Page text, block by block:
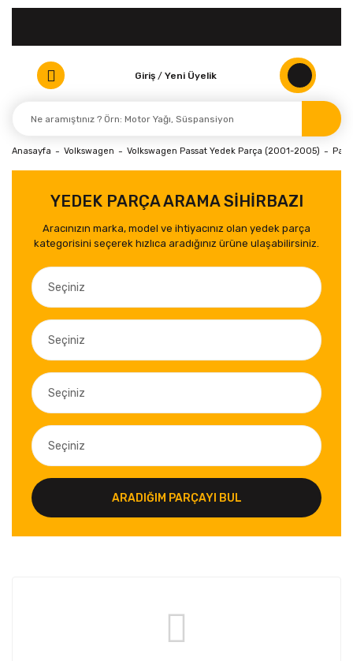
Giriş / Yeni Üyelik
Anasayfa Volkswagen Volkswagen Passat Yedek Parça (2001-2005)
YEDEK PARÇA ARAMA SİHİRBAZI
Aracınızın marka, model ve ihtiyacınız olan yedek parça
kategorisini seçerek hızlıca aradığınız ürüne ulaşabilirsiniz.
ARADIĞIM PARÇAYI BUL